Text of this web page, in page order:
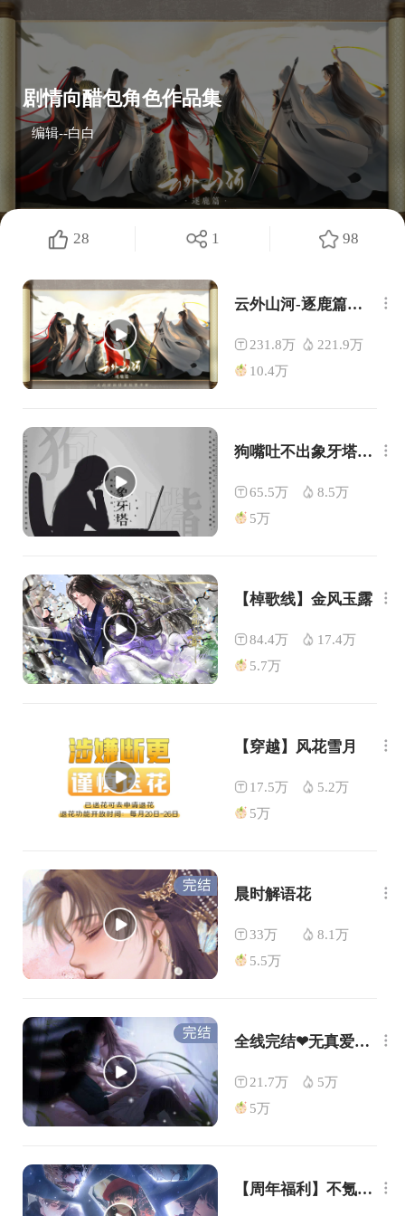
剧情向醋包角色作品集
编辑--白白
28 1 98
云外山河-逐鹿篇【周边预定中】
231.8万
221.9万
10.4万
狗嘴吐不出象牙塔【主线完结】
65.5万
8.5万
5万
【棹歌线】金风玉露
84.4万
17.4万
5.7万
【穿越】风花雪月
17.5万
5.2万
5万
晨时解语花
33万
8.1万
5.5万
全线完结❤无真爱论者
21.7万
5万
5万
【周年福利】不氪金人生